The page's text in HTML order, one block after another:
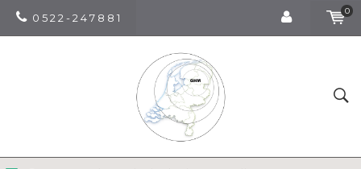
0 5 2 2 - 2 4 7 8 8 1
0